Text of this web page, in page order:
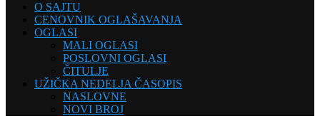
O SAJTU
CENOVNIK OGLAŠAVANJA
OGLASI
MALI OGLASI
POSLOVNI OGLASI
ČITULJE
UŽIČKA NEDELJA ČASOPIS
NASLOVNE
NOVI BROJ